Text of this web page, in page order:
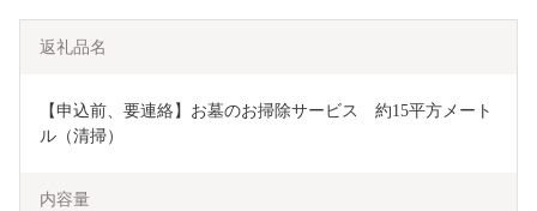
返礼品名
【申込前、要連絡】お墓のお掃除サービス　約15平方メート
ル（清掃）
内容量